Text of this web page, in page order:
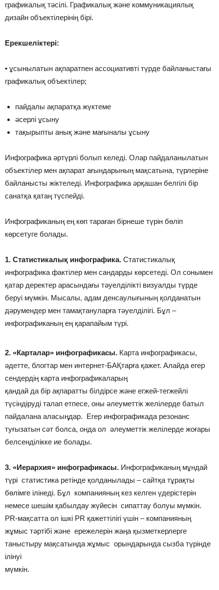
графикалық тәсілі. Графикалық және коммуникациялық
дизайн объектілерінің бірі.
Ерекшеліктері:
• ұсынылатын ақпаратпен ассоциативті түрде байланыстағы
графикалық объектілер;
пайдалы ақпаратқа жүктеме
әсерлі ұсыну
тақырыпты анық және мағыналы ұсыну
Инфографика әртүрлі болып келеді. Олар пайдаланылатын
объектілер мен ақпарат ағындарының мақсатына, түрлеріне
байланысты жіктеледі. Инфографика әрқашан белгілі бір
санатқа қатаң түспейді.
Инфографиканың ең көп тараған бірнеше түрін бөліп
көрсетуге болады.
1. Ста­тис­ти­ка­лық ин­фог­ра­фи­ка. Статистикалық
инфографика фактілер мен сандарды көрсетеді. Ол сонымен
қатар деректер арасындағы тәуелділікті визуалды түрде
беруі мүмкін. Мысалы, адам денсаулығының қолданатын
дәрумендер мен тамақтануларға тәуелділігі. Бұл –
инфографиканың ең қарапайым түрі.
2. «Кар­та­лар» ин­фог­ра­фи­касы. Карта инфографикасы,
әдетте, блогтар мен интернет-БАҚтарға қажет. Алайда егер
сендердің карта инфографикаларың
қандай да бір ақпаратты білдірсе және егжей-тегжейлі
түсіндіруді талап етпесе, оны әлеуметтік желілерде батыл
пайдалана аласыңдар. Егер инфографикада резонанс
туғызатын сәт болса, онда ол әлеуметтік желілерде жоғары
белсенділікке ие болады.
3. «Ие­рар­хия» ин­фог­ра­фи­касы. Инфографиканың мұндай
түрі статистика ретінде қолданылады – сайтқа тұрақты
бөлімге ілінеді. Бұл компанияның кез келген үдерістерін
немесе шешім қабылдау жүйесін сипаттау болуы мүмкін.
PR-мақсатта ол ішкі PR қажеттілігі үшін – компанияның
жұмыс тәртібі және ережелерін жаңа қызметкерлерге
таныстыру мақсатында жұмыс орындарында сызба түрінде
ілінуі
мүмкін.